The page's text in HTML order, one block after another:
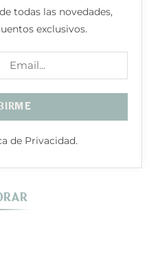
todas las novedades,
exclusivos.
de Privacidad.